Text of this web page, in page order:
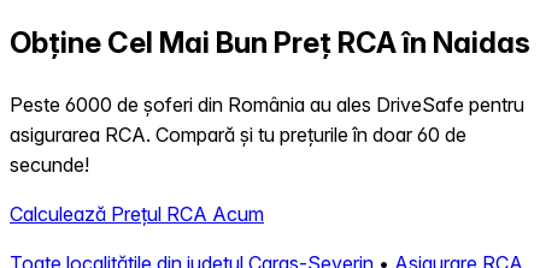
Obține Cel Mai Bun Preț RCA în Naidas
Peste 6000 de șoferi din România au ales DriveSafe pentru
asigurarea RCA. Compară și tu prețurile în doar 60 de
secunde!
Calculează Prețul RCA Acum